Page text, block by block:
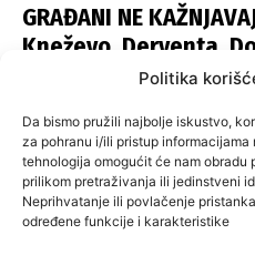
Politika
Da bismo pružili najbolje iskustvo,
za pohranu i/ili pristup
tehnologija omogućit će nam obradu
prilikom pretraživanja ili jedinstveni
Neprihvatanje ili povlačenje
određene funkcije i karakteristike
GRAĐANI NE
Kneževo, Derventa,
šapom istih stranaka
SNSD UČVRSTIO
SARAJEVU: Opoziciji
raspodjela funkcija